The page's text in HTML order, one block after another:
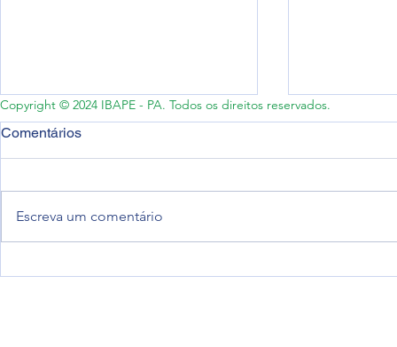
Comentários
Escreva um comentário
Copyright © 2024 IBAPE - PA. Todos os direitos reservados.